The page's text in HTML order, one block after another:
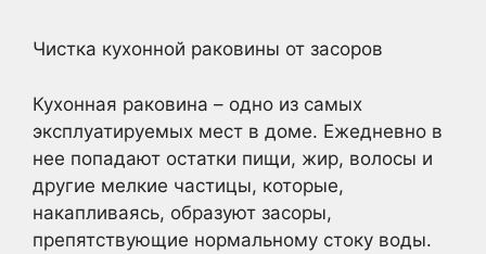
Чистка кухонной раковины от засоров
Кухонная раковина – одно из самых
эксплуатируемых мест в доме. Ежедневно в
нее попадают остатки пищи, жир, волосы и
другие мелкие частицы, которые,
накапливаясь, образуют засоры,
препятствующие нормальному стоку воды.